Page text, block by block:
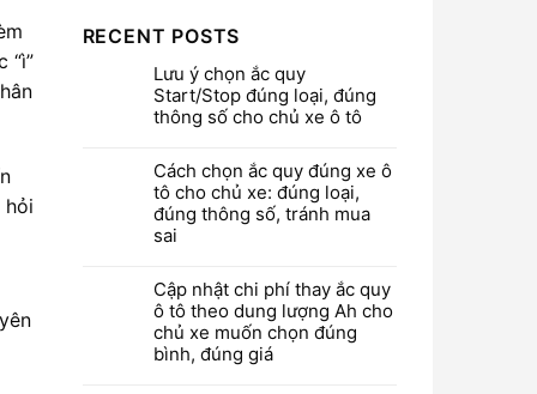
“ì”
hỏi
RECENT POSTS
Lưu ý chọn ắc quy
Start/Stop đúng loại, đúng
thông số cho chủ xe ô tô
Cách chọn ắc quy đúng xe ô
tô cho chủ xe: đúng loại,
đúng thông số, tránh mua
sai
Cập nhật chi phí thay ắc quy
ô tô theo dung lượng Ah cho
chủ xe muốn chọn đúng
bình, đúng giá